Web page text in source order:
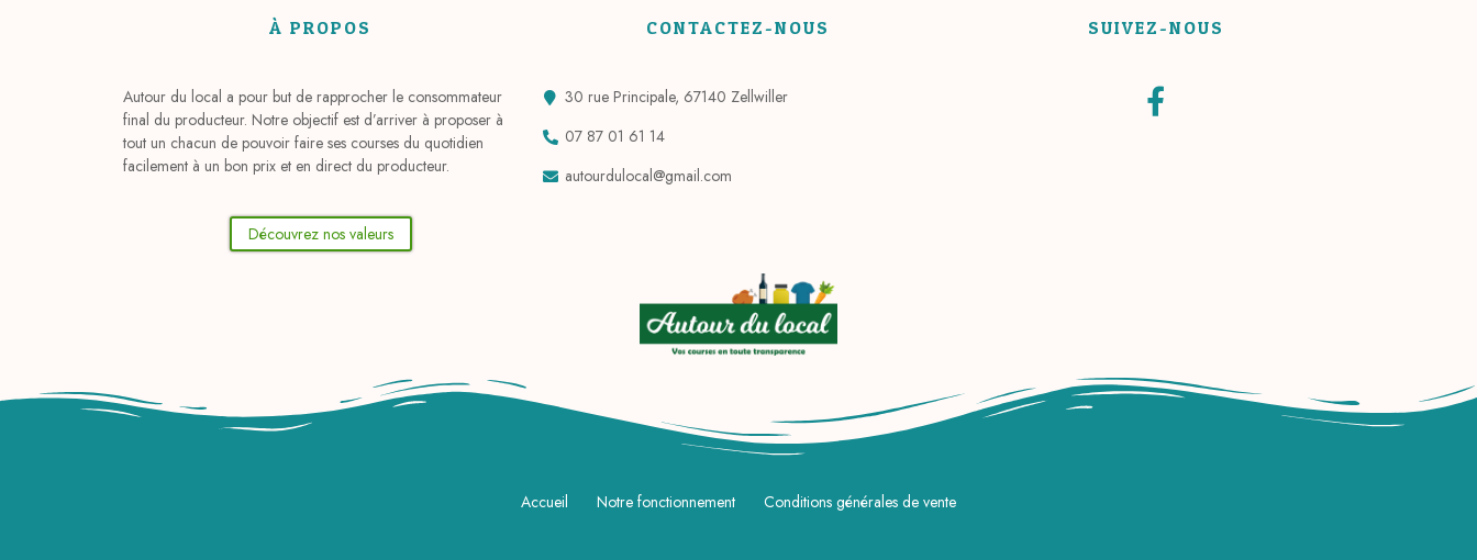
À PROPOS
Autour du local a pour but de rapprocher le consommateur
final du producteur. Notre objectif est d’arriver à proposer à
tout un chacun de pouvoir faire ses courses du quotidien
facilement à un bon prix et en direct du producteur.
Découvrez nos valeurs
CONTACTEZ-NOUS
30 rue Principale, 67140 Zellwiller
07 87 01 61 14
autourdulocal@gmail.com
SUIVEZ-NOUS
Accueil Notre fonctionnement Conditions générales de vente